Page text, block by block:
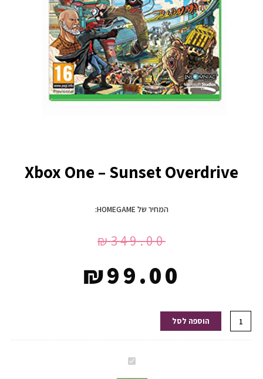
Xbox One – Sunset Overdrive
המחיר של HOMEGAME:
₪349.00
₪99.00
כמות
של
הוספה לסל
Xbox
One